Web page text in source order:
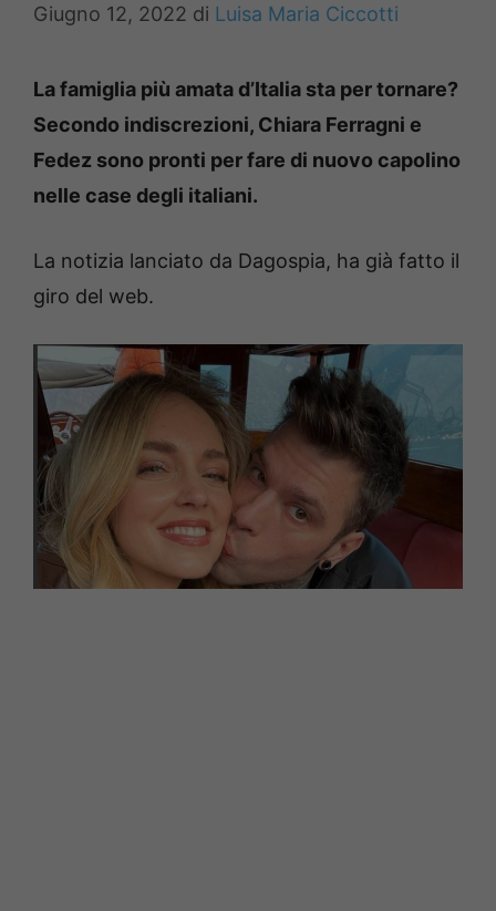
Giugno 12, 2022 di Luisa Maria Ciccotti
La famiglia più amata d’Italia sta per tornare?
Secondo indiscrezioni, Chiara Ferragni e
Fedez sono pronti per fare di nuovo capolino
nelle case degli italiani.
La notizia lanciato da Dagospia, ha già fatto il
giro del web.